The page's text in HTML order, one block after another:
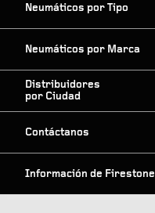
Neumáticos por Tipo
Neumáticos por Marca
Distribuidores
por Ciudad
Contáctanos
Información de Firestone